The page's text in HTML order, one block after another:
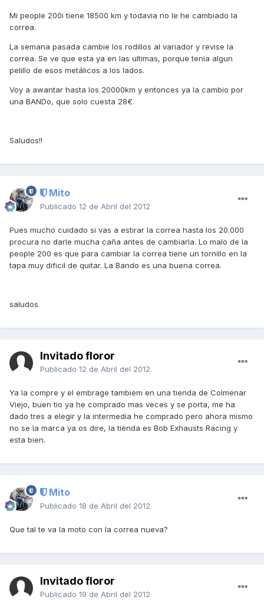
Mi people 200i tiene 18500 km y todavia no le he cambiado la
correa.
La semana pasada cambie los rodillos al variador y revise la
correa. Se ve que esta ya en las ultimas, porque tenia algun
pelillo de esos metálicos a los lados.
Voy a awantar hasta los 20000km y entonces ya la cambio por
una BANDo, que solo cuesta 28€.
Saludos!!
Mito
Publicado 12 de Abril del 2012
Pues mucho cuidado si vas a estirar la correa hasta los 20.000
procura no darle mucha caña antes de cambiarla. Lo malo de la
people 200 es que para cambiar la correa tiene un tornillo en la
tapa muy dificil de quitar. La Bando es una buena correa.
saludos
Invitado floror
Publicado 12 de Abril del 2012
Ya la compre y el embrage tambiem en una tienda de Colmenar
Viejo, buen tio ya he comprado mas veces y se porta, me ha
dado tres a elegir y la intermedia he comprado pero ahora mismo
no se la marca ya os dire, la tienda es Bob Exhausts Racing y
esta bien.
Mito
Publicado 18 de Abril del 2012
Que tal te va la moto con la correa nueva?
Invitado floror
Publicado 19 de Abril del 2012